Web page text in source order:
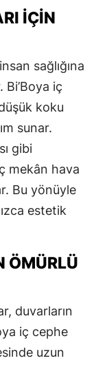
İÇIN
sağlığına
iç
koku
sunar.
gibi
mekân hava
Bu yönüyle
estetik
ÖMÜRLÜ
duvarların
iç cephe
uzun